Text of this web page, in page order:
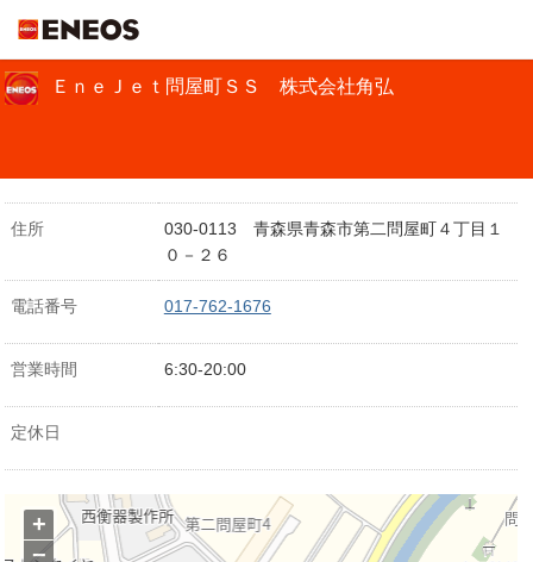
ＥｎｅＪｅｔ問屋町ＳＳ 株式会社角弘
住所
030-0113 青森県青森市第二問屋町４丁目１
０－２６
電話番号 017-762-1676
営業時間 6:30-20:00
定休日
+
−